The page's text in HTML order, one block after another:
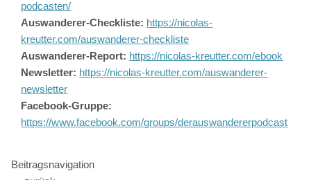
podcasten/
Auswanderer-Checkliste: https://nicolas-
kreutter.com/auswanderer-checkliste
Auswanderer-Report: https://nicolas-kreutter.com/ebook
Newsletter: https://nicolas-kreutter.com/auswanderer-
newsletter
Facebook-Gruppe:
https://www.facebook.com/groups/derauswandererpodcast
Beitragsnavigation